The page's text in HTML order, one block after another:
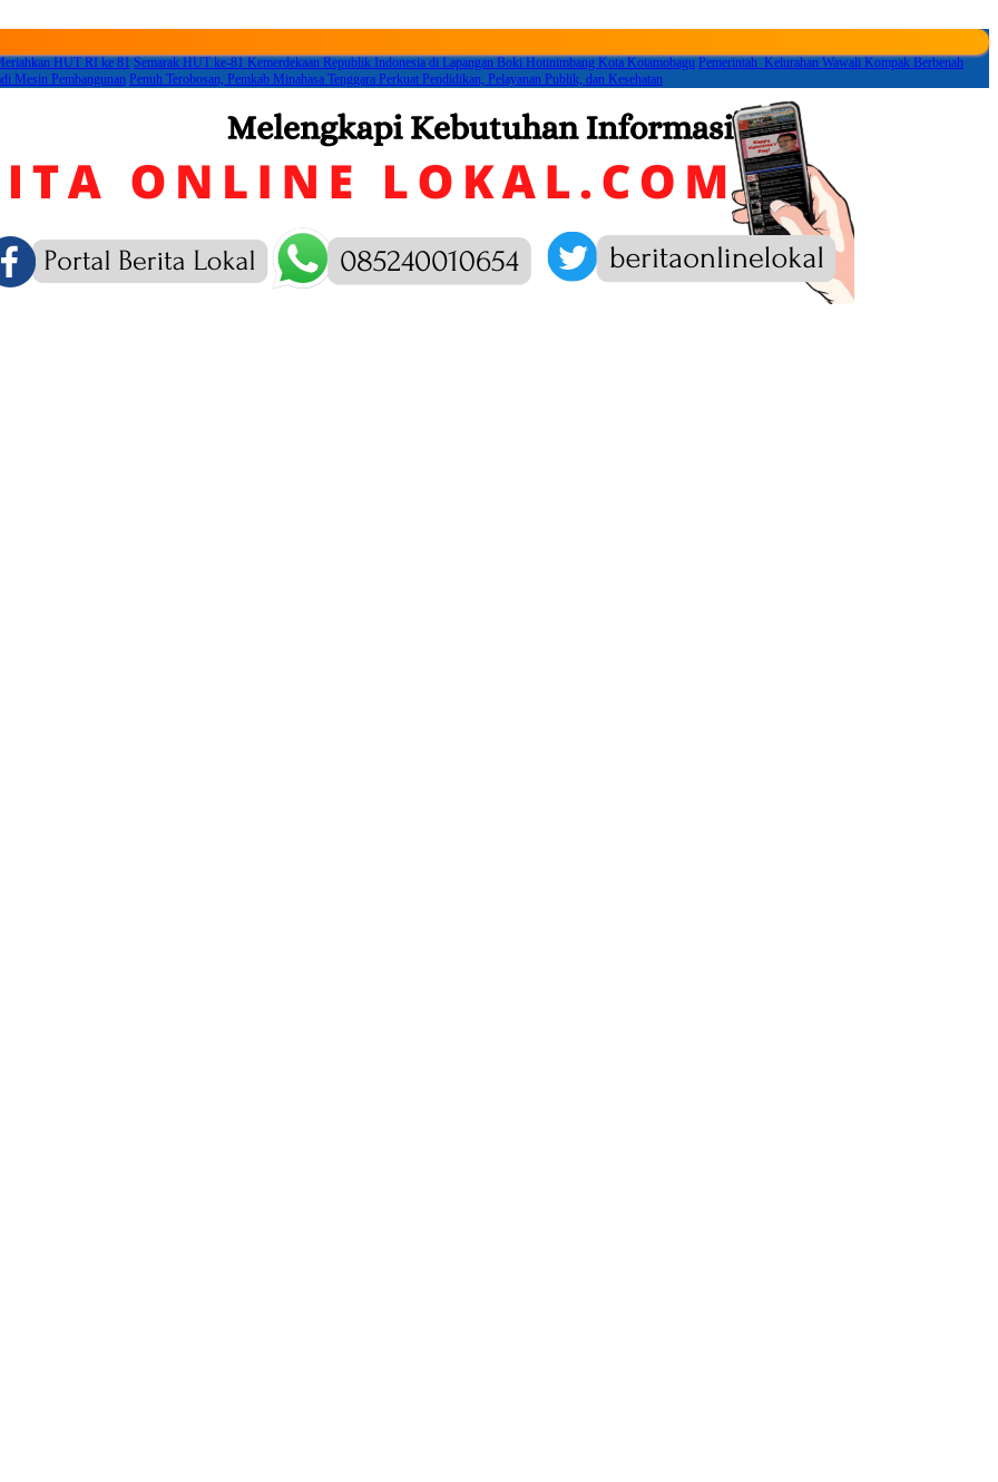
HUT RI ke 81 Semarak HUT ke-81 Kemerdekaan Republik Indonesia di Lapangan Boki Hotinimbang Kota Kotamobagu Pemerintah Kelurahan Wawali Kompak Berbenah
Mesin Pembangunan Penuh Terobosan, Pemkab Minahasa Tenggara Perkuat Pendidikan, Pelayanan Publik, dan Kesehatan